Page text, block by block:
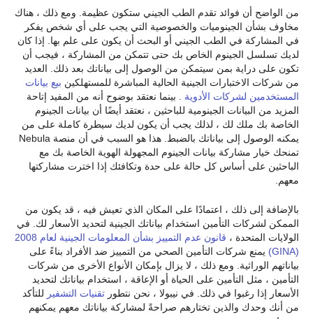
من الواضح أن فوائد تقدم الطب الجيني ستكون عظيمة. ومع ذلك ، هناك
مخاوف بشأن الجينوميات والخصوصية التي يجب على أي شخص يفكر
في المشاركة في الطب الجيني أو البحث أن يكون على علم بها. إذا كان
لديك تسلسل الجينوم الخاص بك حتى تتمكن من المشاركة ، فيجب أن
تكون على دراية بمن سيتمكن من الوصول إلى بياناتك بعد ذلك. العديد
من شركات الاختبارات الجينية الحالية المباشرة للمستهلكين بيع بيانات
المستخدمين لشركات الأدوية . بينما نعتقد بوضوح أنه من المفيد إتاحة
المزيد من البيانات الجينومية للباحثين ، نعتقد أيضًا أن بيانات الجينوم
الخاصة بك ملك لك ، لذلك يجب أن يكون لديك سيطرة كاملة على من
يمكنه الوصول إلى بياناتك بالضبط. هذا هو السبب في أن منصة Nebula
تمنحك خيار مشاركة بيانات الجينوم المجهولة الهوية الخاصة بك مع
الباحثين على أساس كل حالة على حدة وتكافئك إذا اخترت مشاركتها
معهم.
بالإضافة إلى ذلك ، اعتمادًا على المكان الذي تعيش فيه ، قد يكون من
الممكن لشركات التأمين استخدام بياناتك الجينية لتحديد الأسعار لك. في
الولايات المتحدة ،
قانون عدم التمييز بشأن المعلومات الجينية لعام 2008
(GINA)
يمنع شركات التأمين الصحي من التمييز ضد الأفراد بناءً على
بياناتهم الوراثية. ومع ذلك ، لا يزال بإمكان الأنواع الأخرى من شركات
التأمين ، مثل التأمين على الحياة أو الإعاقة ، استخدام بياناتك لتحديد
الأسعار إذا رغبوا في ذلك. في نيبولا ، نحن نتطور تقنيات التشفير للتأكد
من أنك وحدك والذين تختارهم صراحةً لمشاركة بياناتك معهم يمكنهم